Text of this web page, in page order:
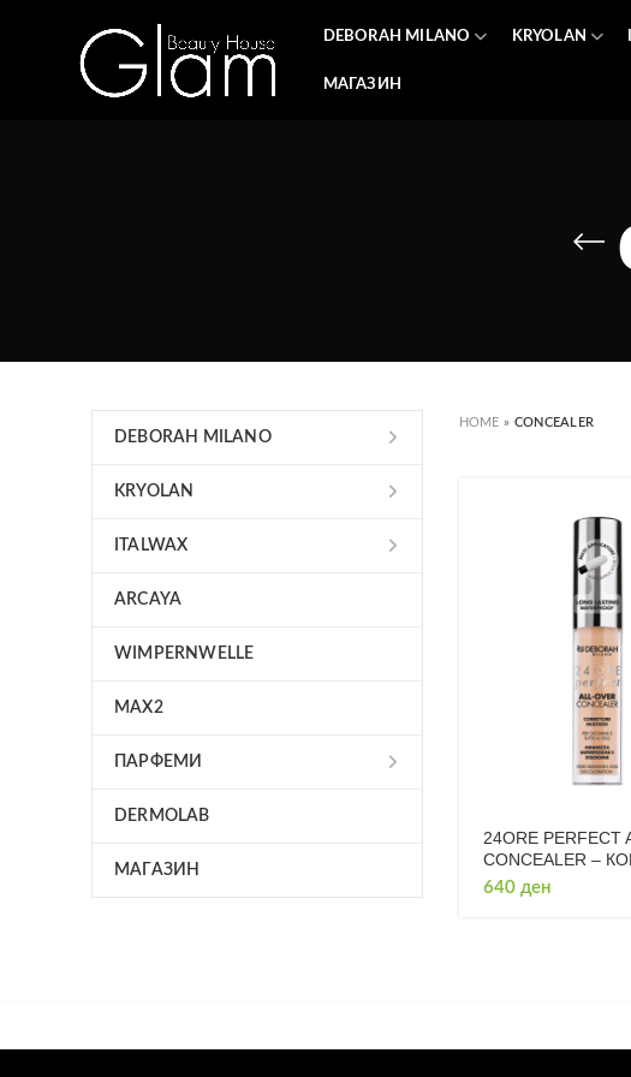
DEBORAH MILANO KRYOLAN
МАГАЗИН
HOME » CONCEALER
24ORE PERFECT
CONCEALER –
640 ден
DEBORAH MILANO
KRYOLAN
ITALWAX
ARCAYA
WIMPERNWELLE
MAX2
ПАРФЕМИ
DERMOLAB
МАГАЗИН